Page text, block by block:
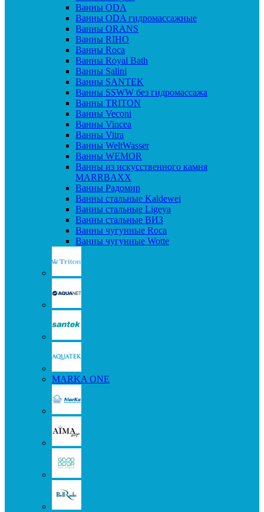
Ванны ODA
Ванны ODA гидромассажные
Ванны ORANS
Ванны RIHO
Ванны Roca
Ванны Royal Bath
Ванны Salini
Ванны SANTEK
Ванны SSWW без гидромассажа
Ванны TRITON
Ванны Veconi
Ванны Vincea
Ванны Vitra
Ванны WeltWasser
Ванны WEMOR
Ванны из искусственного камня
MARRBAXX
Ванны Радомир
Ванны стальные Kaldewei
Ванны стальные Ligeya
Ванны стальные ВИЗ
Ванны чугунные Roca
Ванны чугунные Wotte
MARKA ONE